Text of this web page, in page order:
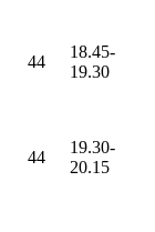
44
18.45-
19.30
44
19.30-
20.15